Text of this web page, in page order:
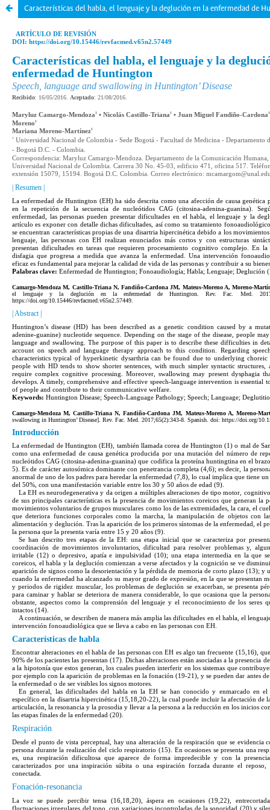
Características del habla, el lenguaje y la deglución en la enfermedad de